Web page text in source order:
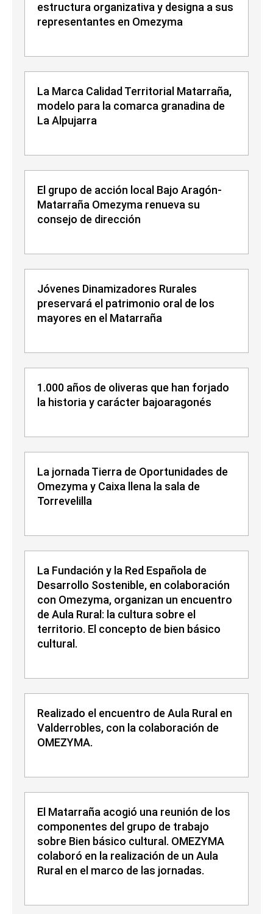
estructura organizativa y designa a sus
representantes en Omezyma
La Marca Calidad Territorial Matarraña,
modelo para la comarca granadina de
La Alpujarra
El grupo de acción local Bajo Aragón-
Matarraña Omezyma renueva su
consejo de dirección
Jóvenes Dinamizadores Rurales
preservará el patrimonio oral de los
mayores en el Matarraña
1.000 años de oliveras que han forjado
la historia y carácter bajoaragonés
La jornada Tierra de Oportunidades de
Omezyma y Caixa llena la sala de
Torrevelilla
La Fundación y la Red Española de
Desarrollo Sostenible, en colaboración
con Omezyma, organizan un encuentro
de Aula Rural: la cultura sobre el
territorio. El concepto de bien básico
cultural.
Realizado el encuentro de Aula Rural en
Valderrobles, con la colaboración de
OMEZYMA.
El Matarraña acogió una reunión de los
componentes del grupo de trabajo
sobre Bien básico cultural. OMEZYMA
colaboró en la realización de un Aula
Rural en el marco de las jornadas.